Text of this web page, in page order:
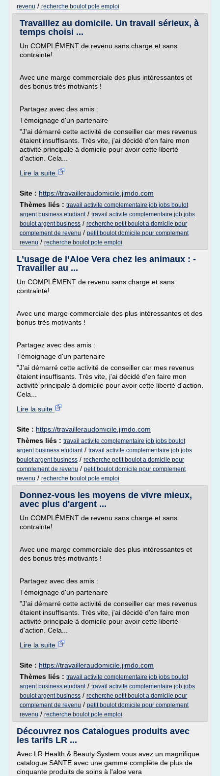
revenu / recherche boulot pole emploi
Travaillez au domicile. Un travail sérieux, à
temps choisi ...
Un COMPLÉMENT de revenu sans charge et sans
contrainte!
Avec une marge commerciale des plus intéressantes et
des bonus très motivants !
Partagez avec des amis :
Témoignage d'un partenaire
"J'ai démarré cette activité de conseiller car mes revenus
étaient insuffisants. Très vite, j'ai décidé d'en faire mon
activité principale à domicile pour avoir cette liberté
d'action. Cela...
Lire la suite
Site : https://travailleraudomicile.jimdo.com
Thèmes liés : travail activite complementaire job jobs boulot
argent business etudiant/ travail activite complementaire job jobs
boulot argent business / recherche petit boulot a domicile pour
complement de revenu / petit boulot domicile pour complement
revenu / recherche boulot pole emploi
L’usage de l’Aloe Vera chez les animaux : -
Travailler au ...
Un COMPLÉMENT de revenu sans charge et sans
contrainte!
Avec une marge commerciale des plus intéressantes et des
bonus très motivants !
Partagez avec des amis :
Témoignage d'un partenaire
"J'ai démarré cette activité de conseiller car mes revenus
étaient insuffisants. Très vite, j'ai décidé d'en faire mon
activité principale à domicile pour avoir cette liberté d'action.
Cela...
Lire la suite
Site : https://travailleraudomicile.jimdo.com
Thèmes liés : travail activite complementaire job jobs boulot
argent business etudiant/ travail activite complementaire job jobs
boulot argent business / recherche petit boulot a domicile pour
complement de revenu / petit boulot domicile pour complement
revenu / recherche boulot pole emploi
Donnez-vous les moyens de vivre mieux,
avec plus d'argent ...
Un COMPLÉMENT de revenu sans charge et sans
contrainte!
Avec une marge commerciale des plus intéressantes et
des bonus très motivants !
Partagez avec des amis :
Témoignage d'un partenaire
"J'ai démarré cette activité de conseiller car mes revenus
étaient insuffisants. Très vite, j'ai décidé d'en faire mon
activité principale à domicile pour avoir cette liberté
d'action. Cela...
Lire la suite
Site : https://travailleraudomicile.jimdo.com
Thèmes liés : travail activite complementaire job jobs boulot
argent business etudiant/ travail activite complementaire job jobs
boulot argent business / recherche petit boulot a domicile pour
complement de revenu / petit boulot domicile pour complement
revenu / recherche boulot pole emploi
Découvrez nos Catalogues produits avec
les tarifs LR ...
Avec LR Health & Beauty System vous avez un magnifique
catalogue SANTE avec une gamme complète de plus de
cinquante produits de soins à l'aloe vera